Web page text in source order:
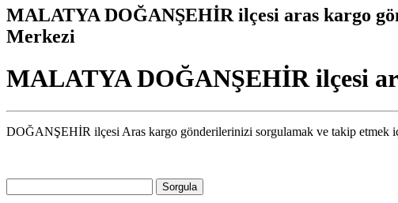
MALATYA DOĞANŞEHİR ilçesi aras kargo
Merkezi
MALATYA DOĞANŞEHİR ilçesi
DOĞANŞEHİR ilçesi Aras kargo gönderilerinizi sorgulamak ve takip etmek
Sorgula